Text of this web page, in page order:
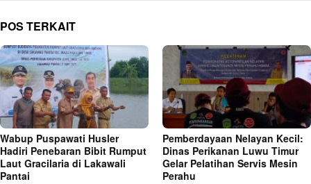
POS TERKAIT
Wabup Puspawati Husler
Hadiri Penebaran Bibit Rumput
Laut Gracilaria di Lakawali
Pantai
Pemberdayaan Nelayan Kecil:
Dinas Perikanan Luwu Timur
Gelar Pelatihan Servis Mesin
Perahu